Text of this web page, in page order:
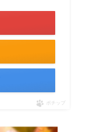
ポチップ